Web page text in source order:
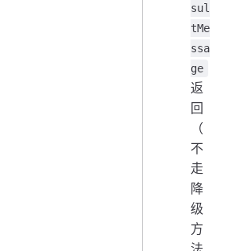
sul
tMe
ssa
ge
返
回
（
不
走
降
级
方